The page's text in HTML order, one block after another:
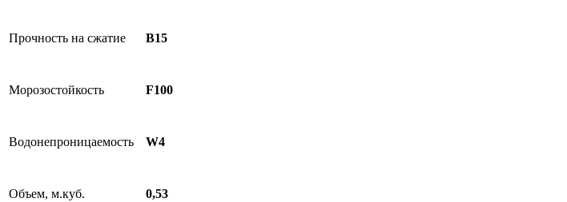
Прочность на сжатие B15
Морозостойкость F100
Водонепроницаемость W4
Объем, м.куб. 0,53